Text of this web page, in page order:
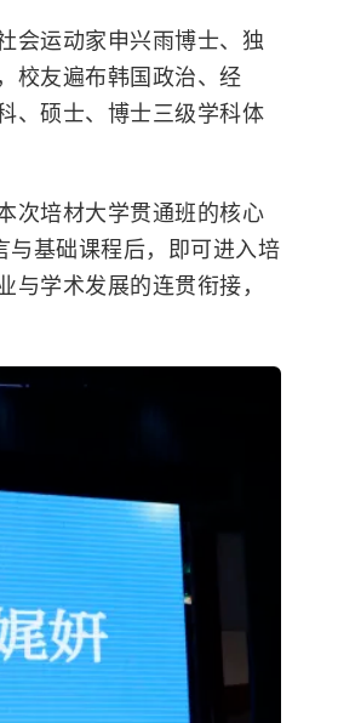
会运动家申兴雨博士、独
校友遍布韩国政治、经
、硕士、博士三级学科体
次培材大学贯通班的核心
与基础课程后，即可进入培
学术发展的连贯衔接，